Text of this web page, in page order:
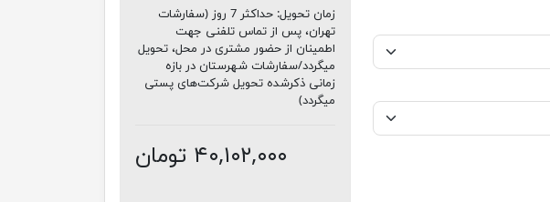
زمان تحویل:
حداکثر 7 روز (سفارشات
تهران، پس از تماس تلفنی جهت
اطمینان از حضور مشتری در محل، تحویل
میگردد/سفارشات شهرستان در بازه
زمانی ذکرشده تحویل شرکت‌های پستی
میگردد)
۴۰,۱۰۲,۰۰۰ تومان